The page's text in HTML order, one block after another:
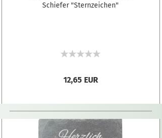
Schiefer "Sternzeichen"
12,65 EUR